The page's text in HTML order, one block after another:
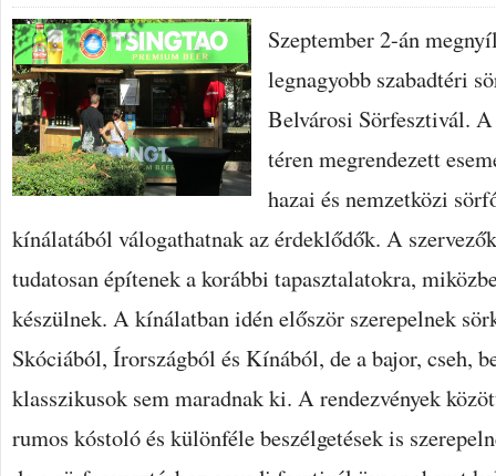
Szeptember 2-án
legnagyobb szabadtéri
Belvárosi Sörfesztivál. A
téren megrendezett
hazai és nemzetközi
kínálatából válogathatnak az érdeklődők. A
tudatosan építenek a korábbi tapasztalatokra,
készülnek. A kínálatban idén először szerepelnek
Skóciából, Írországból és Kínából, de a bajor, cseh,
klasszikusok sem maradnak ki. A rendezvények
rumos kóstoló és különféle beszélgetések is